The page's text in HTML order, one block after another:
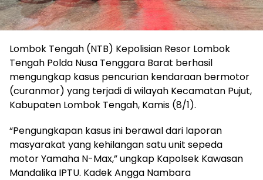
Lombok Tengah (NTB) Kepolisian Resor Lombok
Tengah Polda Nusa Tenggara Barat berhasil
mengungkap kasus pencurian kendaraan bermotor
(curanmor) yang terjadi di wilayah Kecamatan Pujut,
Kabupaten Lombok Tengah, Kamis (8/1).
“Pengungkapan kasus ini berawal dari laporan
masyarakat yang kehilangan satu unit sepeda
motor Yamaha N-Max,” ungkap Kapolsek Kawasan
Mandalika IPTU. Kadek Angga Nambara